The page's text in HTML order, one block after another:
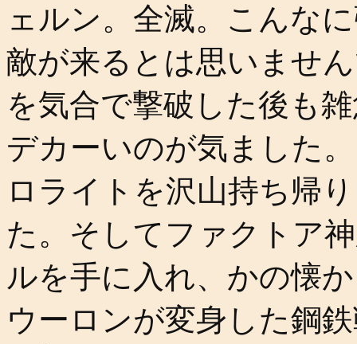
ェルン。全滅。こんな
敵が来るとは思いませ
を気合で撃破した後も
デカーいのが気ました
ロライトを沢山持ち帰
た。そしてファクトア
ルを手に入れ、かの懐
ウーロンが変身した鋼